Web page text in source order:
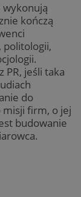
kończą
politologii,
PR, jeśli taka
do
misji firm, o jej
budowanie